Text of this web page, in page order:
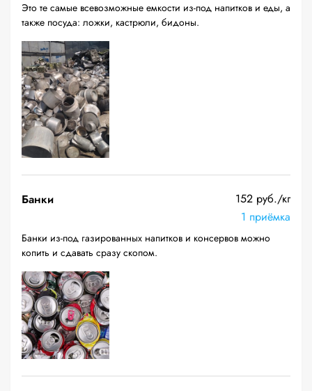
Это те самые всевозможные емкости из-под напитков и еды, а
также посуда: ложки, кастрюли, бидоны.
Банки
152 руб./кг
1 приёмка
Банки из-под газированных напитков и консервов можно
копить и сдавать сразу скопом.